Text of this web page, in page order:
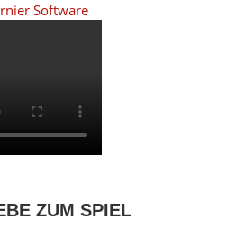
Software
ZUM SPIEL